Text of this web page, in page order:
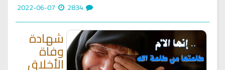
شهادة
وفاة
الأخلاق